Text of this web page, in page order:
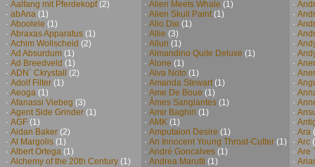
· Aalfang mit Pferdekopf(2)
· abAna (1)
· Aboolele (1)
· Abraxas Apparatus (1)
· Achim Wollscheid (2)
· Ad Absurdum (1)
· Ad Breedveld (1)
· ADN´ Ckrystall
(2)
· Adolf Filter (1)
· Aeoga (1)
· Afanassi Viebeg (3)
· Agent Side Grinder (1)
· AGF (1)
· Aidan Baker (2)
· Al Margolis (1)
· Albert Ortega (1)
· Alchemy of the 20th Century (1)
· Alien Meets Whale (1)
· Alien Skull Paint(1)
· Alio Die (1)
· Allie (3)
· Allun (1)
· Almandino Quite Deluxe (1)
· Alone (1)
· Alva Noto (1)
· Amanda Stewart(1)
· Ame De Boue (1)
· Âmes Sanglantes (1)
· Amir Baghiri (1)
· AMK (1)
· Amputaion Desire (1)
· An Innocent Young Throat-Cutter (1)
· André Goncalves (1)
· Andrea Marutti (1)
·
·
·
·
·
·
·
·
·
·
·
·
·
· Ara
· Arc
· Are
·